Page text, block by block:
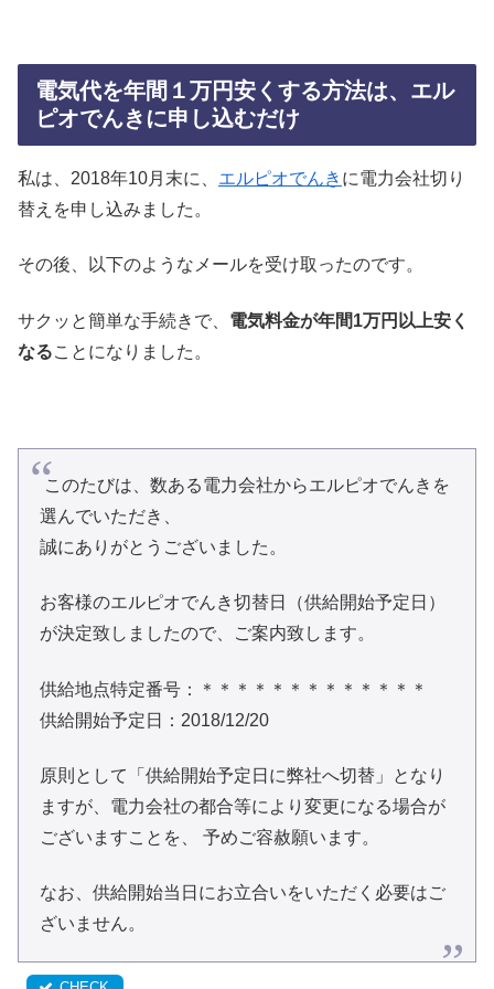
電気代を年間１万円安くする方法は、エル
ピオでんきに申し込むだけ
私は、2018年10月末に、 エルピオでんき に電力会社切り
替えを申し込みました。
その後、以下のようなメールを受け取ったのです。
サクッと簡単な手続きで、 電気料金が年間1万円以上安く
なることになりました。
このたびは、数ある電力会社からエルピオでんきを
選んでいただき
誠にありがとうございました。
お客様のエルピオでんき切替日（供給開始予定日）
が決定致しましたので、ご案内致します。
供給地点特定番号：＊＊＊＊＊＊＊＊＊＊＊＊＊
供給開始予定日：2018/12/20
原則として「供給開始予定日に弊社へ切替」となり
ますが、電力会社の都合等により変更になる場合が
ございますことを、 予めご容赦願います。
なお、供給開始当日にお立合いをいただく必要はご
ざいません。